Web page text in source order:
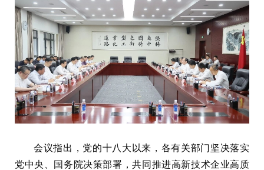
会议指出，党的十八大以来，各有关部门坚决落实
党中央、国务院决策部署，共同推进高新技术企业高质